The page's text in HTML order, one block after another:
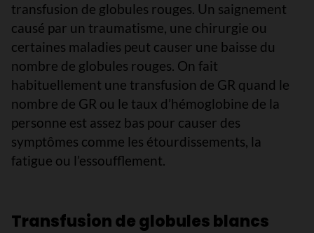
transfusion de globules rouges. Un saignement
causé par un traumatisme, une chirurgie ou
certaines maladies peut causer une baisse du
nombre de globules rouges. On fait
habituellement une transfusion de GR quand le
nombre de GR ou le taux d’hémoglobine de la
personne est assez bas pour causer des
symptômes comme les étourdissements, la
fatigue ou l’essoufflement.
Transfusion de globules blancs